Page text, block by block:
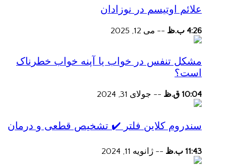
علائم اوتیسم در نوزادان
4:26 ب.ظ -- می 12, 2025
مشکل تنفس در خواب یا آپنه خواب خطرناک
است؟
10:04 ق.ظ -- جولای 31, 2024
سندروم کلاین فلتر ✔️ تشخیص قطعی و درمان
11:43 ب.ظ -- ژانویه 11, 2024